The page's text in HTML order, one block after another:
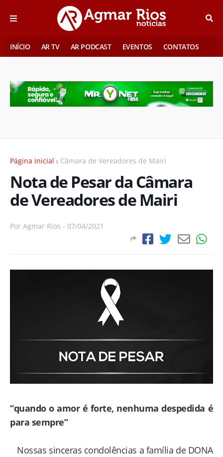
INÍCIO AR TV AR PODCAST EVENTOS CONTATOS
Página inicial Câmara de Vereadores de Mairi
Nota de Pesar da Câmara
de Vereadores de Mairi
Por Agmar Rios - 07/04/2021
“quando o amor é forte, nenhuma despedida é
para sempre”
Nossas sinceras condolências a família de DONA